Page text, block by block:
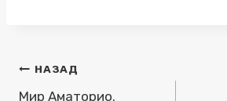
Навигация
НАЗАД
Мир Аматорио.